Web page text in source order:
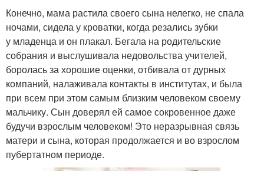
Конечно, мама растила своего сына нелегко, не спала
ночами, сидела у кроватки, когда резались зубки
у младенца и он плакал. Бегала на родительские
собрания и выслушивала недовольства учителей,
боролась за хорошие оценки, отбивала от дурных
компаний, налаживала контакты в институтах, и была
при всем при этом самым близким человеком своему
мальчику. Сын доверял ей самое сокровенное даже
будучи взрослым человеком! Это неразрывная связь
матери и сына, которая продолжается и во взрослом
пубертатном периоде.